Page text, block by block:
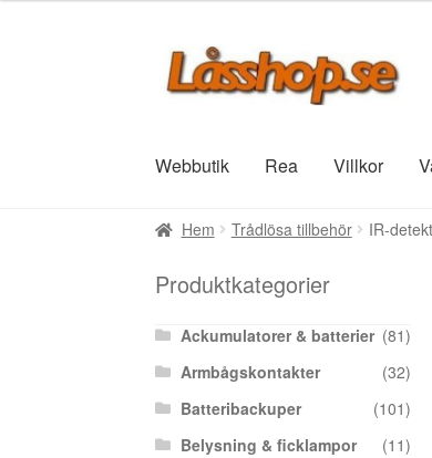
Hoppa
till
Hoppa
till
Webbutik Rea Villkor
Hem Trådlösa tillbehör IR-
Produktkategorier
Ackumulatorer & batterier (81)
Armbågskontakter
(32)
Batteribackuper
(101)
Belysning & ficklampor
(11)